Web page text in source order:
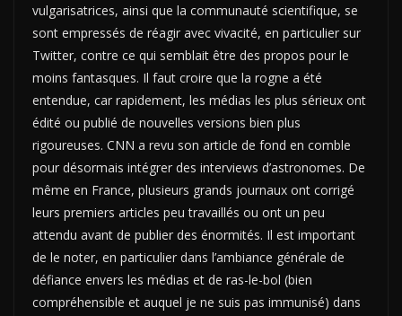
vulgarisatrices, ainsi que la communauté scientifique, se
sont empressés de réagir avec vivacité, en particulier sur
Twitter, contre ce qui semblait être des propos pour le
moins fantasques. Il faut croire que la rogne a été
entendue, car rapidement, les médias les plus sérieux ont
édité ou publié de nouvelles versions bien plus
rigoureuses. CNN a revu son article de fond en comble
pour désormais intégrer des interviews d’astronomes. De
même en France, plusieurs grands journaux ont corrigé
leurs premiers articles peu travaillés ou ont un peu
attendu avant de publier des énormités. Il est important
de le noter, en particulier dans l’ambiance générale de
défiance envers les médias et de ras-le-bol (bien
compréhensible et auquel je ne suis pas immunisé) dans